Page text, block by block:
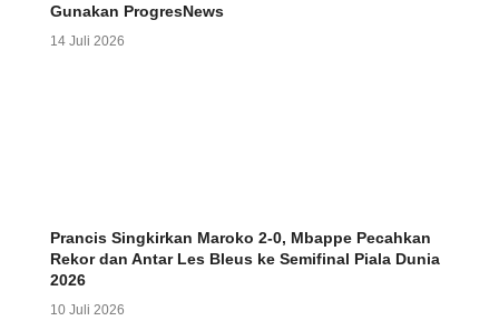
Gunakan ProgresNews
14 Juli 2026
Prancis Singkirkan Maroko 2-0, Mbappe Pecahkan
Rekor dan Antar Les Bleus ke Semifinal Piala Dunia
2026
10 Juli 2026